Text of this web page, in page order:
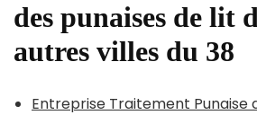
des punaises de lit
autres villes du 38
Entreprise Traitement Punaise